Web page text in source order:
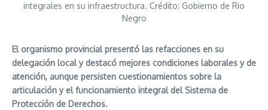
integrales en su infraestructura. Crédito: Gobierno de Rio
Negro
El organismo provincial presentó las refacciones en su
delegación local y destacó mejores condiciones laborales y de
atención, aunque persisten cuestionamientos sobre la
articulación y el funcionamiento integral del Sistema de
Protección de Derechos.